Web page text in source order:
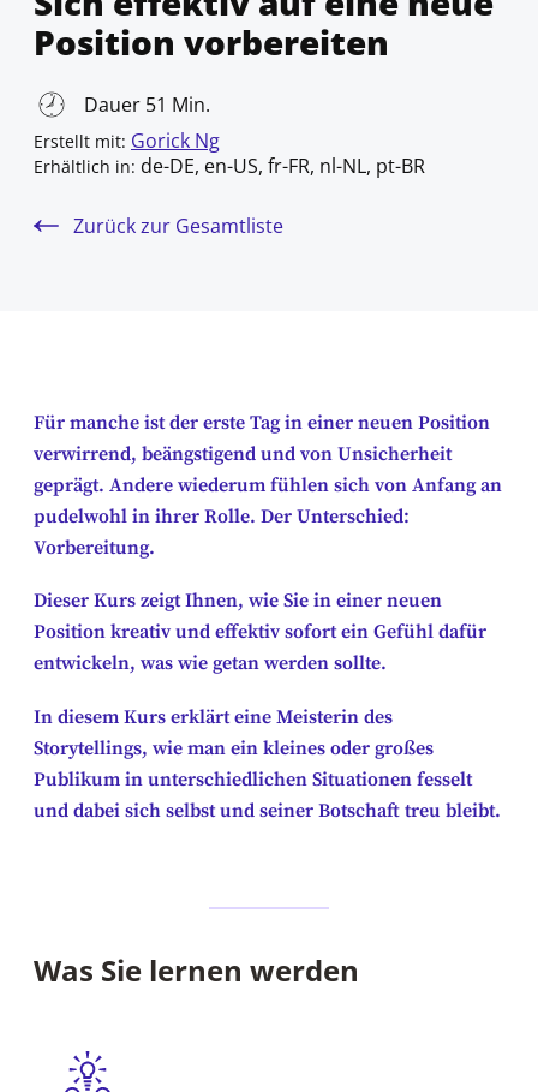
Position vorbereiten
Dauer 51 Min.
Erstellt mit: Gorick Ng
Erhältlich in: de-DE, en-US, fr-FR, nl-NL, pt-BR
Zurück zur Gesamtliste
Für manche ist der erste Tag in einer neuen Position
verwirrend, beängstigend und von Unsicherheit
geprägt. Andere wiederum fühlen sich von Anfang an
pudelwohl in ihrer Rolle. Der Unterschied:
Vorbereitung.
Dieser Kurs zeigt Ihnen, wie Sie in einer neuen
Position kreativ und effektiv sofort ein Gefühl dafür
entwickeln, was wie getan werden sollte.
In diesem Kurs erklärt eine Meisterin des
Storytellings, wie man ein kleines oder großes
Publikum in unterschiedlichen Situationen fesselt
und dabei sich selbst und seiner Botschaft treu bleibt.
Was Sie lernen werden